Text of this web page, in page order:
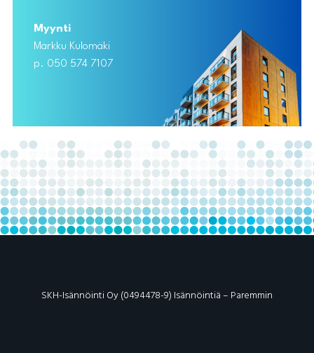
Myynti
Markku Kulomäki
p. 050 574 7107
SKH-Isännöinti Oy (0494478-9) Isännöintiä – Paremmin